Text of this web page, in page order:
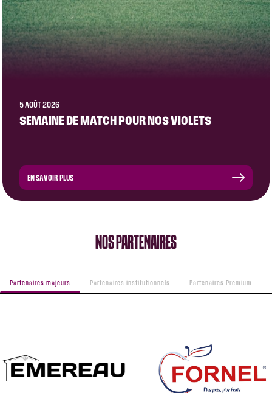
5 AOÛT 2026
SEMAINE DE MATCH POUR NOS VIOLETS
EN SAVOIR PLUS
NOS PARTENAIRES
Partenaires majeurs Partenaires institutionnels Partenaires Premium